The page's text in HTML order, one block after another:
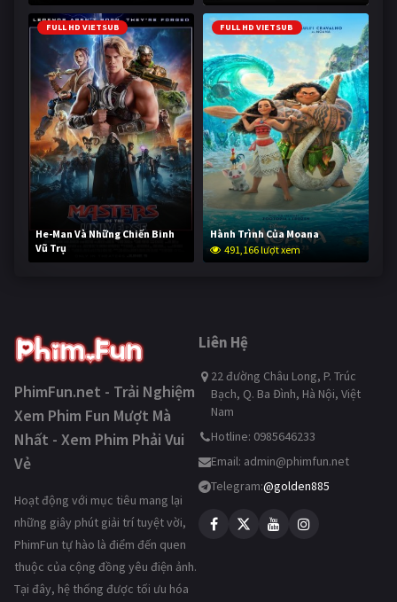
FULL HD VIETSUB
He-Man Và Những Chiến Binh
Vũ Trụ
240,009 lượt xem
FULL HD VIETSUB
Hành Trình Của Moana
491,166 lượt xem
PhimFun.net - Trải Nghiệm
Xem Phim Fun Mượt Mà
Nhất - Xem Phim Phải Vui
Vẻ
Hoạt động với mục tiêu mang lại
những giây phút giải trí tuyệt vời,
PhimFun tự hào là điểm đến quen
thuộc của cộng đồng yêu điện ảnh.
Tại đây, hệ thống được tối ưu hóa
Liên Hệ
22 đường Châu Long, P. Trúc
Bạch, Q. Ba Đình, Hà Nội, Việt
Nam
Hotline: 0985646233
Email: admin@phimfun.net
Telegram:@golden885